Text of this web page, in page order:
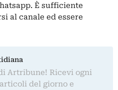
È sufficiente
al canale ed essere
Artribune! Ricevi ogni
del giorno e